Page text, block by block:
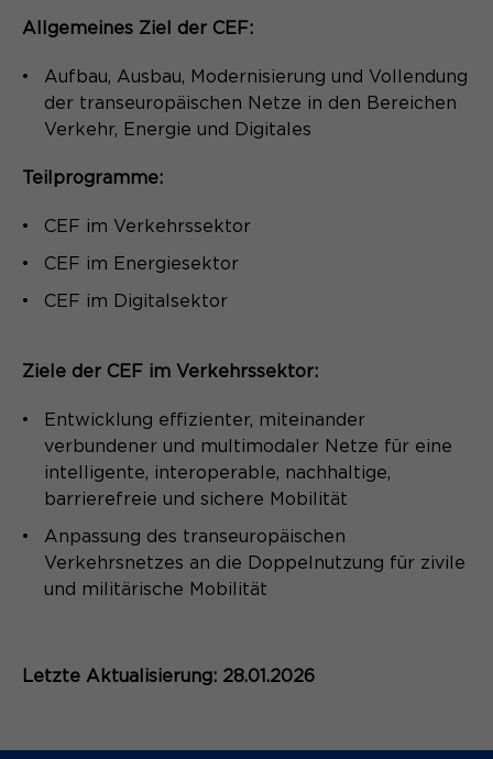
Allgemeines Ziel der CEF:
Aufbau, Ausbau, Modernisierung und Vollendung
der transeuropäischen Netze in den Bereichen
Verkehr, Energie und Digitales
Teilprogramme:
CEF im Verkehrssektor
CEF im Energiesektor
CEF im Digitalsektor
Ziele der CEF im Verkehrssektor:
Entwicklung effizienter, miteinander
verbundener und multimodaler Netze für eine
intelligente, interoperable, nachhaltige,
barrierefreie und sichere Mobilität
Anpassung des transeuropäischen
Verkehrsnetzes an die Doppelnutzung für zivile
und militärische Mobilität
Letzte Aktualisierung: 28.01.2026
Name be_typo_user
Anbieter TYPO3
Dieser Cookie teilt der Webseite mit,
angemeldet ist und die Rechte besitzt
Name
Anbieter Sgalinski
Laufzeit 1 Monat
Zweck
Benutzers für Cookies auf der
aktuellen Domäne.
Laufzeit 30 Minuten
vorübergehend Daten für den Besuch.